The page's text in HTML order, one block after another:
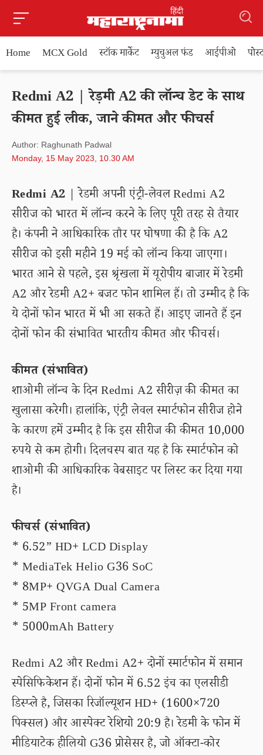
Home MCX Gold स्टॉक मार्केट म्युचुअल फंड आईपीओ
Redmi A2 | रेड़मी A2 की लॉन्च डेट के साथ
कीमत हुई लीक, जाने कीमत और फीचर्स
Author: Raghunath Padwal
Monday, 15 May 2023, 10.30 AM
Redmi A2 | रेडमी अपनी एंट्री-लेवल Redmi A2
सीरीज को भारत में लॉन्च करने के लिए पूरी तरह से तैयार
है। कंपनी ने आधिकारिक तौर पर घोषणा की है कि A2
सीरीज को इसी महीने 19 मई को लॉन्च किया जाएगा।
भारत आने से पहले, इस श्रृंखला में यूरोपीय बाजार में रेडमी
A2 और रेडमी A2+ बजट फोन शामिल हैं। तो उम्मीद है कि
ये दोनों फोन भारत में भी आ सकते हैं। आइए जानते हैं इन
दोनों फोन की संभावित भारतीय कीमत और फीचर्स।
कीमत (संभावित)
शाओमी लॉन्च के दिन Redmi A2 सीरीज़ की कीमत का
खुलासा करेगी। हालांकि, एंट्री लेवल स्मार्टफोन सीरीज होने
के कारण हमें उम्मीद है कि इस सीरीज की कीमत 10,000
रुपये से कम होगी। दिलचस्प बात यह है कि स्मार्टफोन को
शाओमी की आधिकारिक वेबसाइट पर लिस्ट कर दिया गया
है।
फीचर्स (संभावित)
* 6.52” HD+ LCD Display
* MediaTek Helio G36 SoC
* 8MP+ QVGA Dual Camera
* 5MP Front camera
* 5000mAh Battery
Redmi A2 और Redmi A2+ दोनों स्मार्टफोन में समान
स्पेसिफिकेशन हैं। दोनों फोन में 6.52 इंच का एलसीडी
डिस्प्ले है, जिसका रिजॉल्यूशन HD+ (1600×720
पिक्सल) और आस्पेक्ट रेशियो 20:9 है। रेडमी के फोन में
मीडियाटेक हीलियो G36 प्रोसेसर है, जो ऑक्टा-कोर